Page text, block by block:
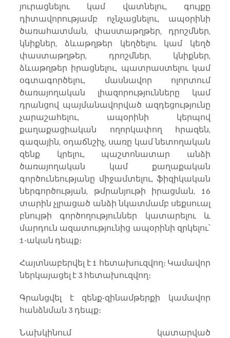
յուրացնելու կամ վատնելու, գույքը
դիտավորությամբ ոչնչացնելու, ապօրինի
ծառահատման, փաստաթղթեր, դրոշմներ,
կնիքներ, ձևաթղթեր կեղծելու կամ կեղծ
փաստաթղթեր, դրոշմներ, կնիքներ,
ձևաթղթեր իրացնելու, պատրաստելու կամ
օգտագործելու, մասնավոր ոլորտում
ծառայողական լիազորությունները կամ
դրանցով պայմանավորված ազդեցությունը
չարաշահելու, ապօրինի կերպով
քաղաքացիական ողորկափող հրազեն,
գազային, օդաճնշիչ, սառը կամ նետողական
զենք կրելու, պաշտոնատար անձի
ծառայողական կամ քաղաքական
գործունեությանը միջամտելու, ֆիզիկական
ներգործության, թմրանյութի իրացման, 16
տարին չլրացած անձի նկատմամբ սեքսուալ
բնույթի գործողություններ կատարելու և
մարդուն ազատությունից ապօրինի զրկելու՝
1-ական դեպք։
Հայտնաբերվել է 1 հետախուզվող։ Կամավոր
ներկայացել է 3 հետախուզվող։
Գրանցվել է զենք-զինամթերքի կամավոր
հանձնման 3 դեպք։
Նախկինում կատարված